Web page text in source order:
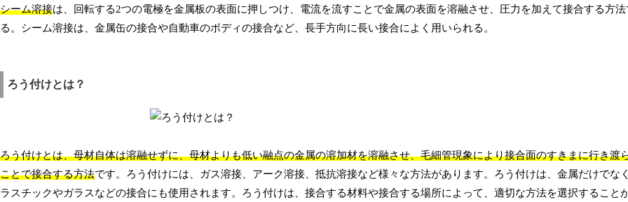
シーム溶接は、回転する2つの電極を金属板の表面に押しつけ、電流を流すことで金属の表面を溶融させ、圧力を加えて接合する方法
る。シーム溶接は、金属缶の接合や自動車のボディの接合など、長手方向に長い接合によく用いられる。
ろう付けとは？
ろう付けとは、母材自体は溶融せずに、母材よりも低い融点の金属の溶加材を溶融させ、毛細管現象により接合面のすきまに行き渡
ことで接合する方法です。ろう付けには、ガス溶接、アーク溶接、抵抗溶接など様々な方法があります。ろう付けは、金属だけでな
ラスチックやガラスなどの接合にも使用されます。ろう付けは、接合する材料や接合する場所によって、適切な方法を選択すること